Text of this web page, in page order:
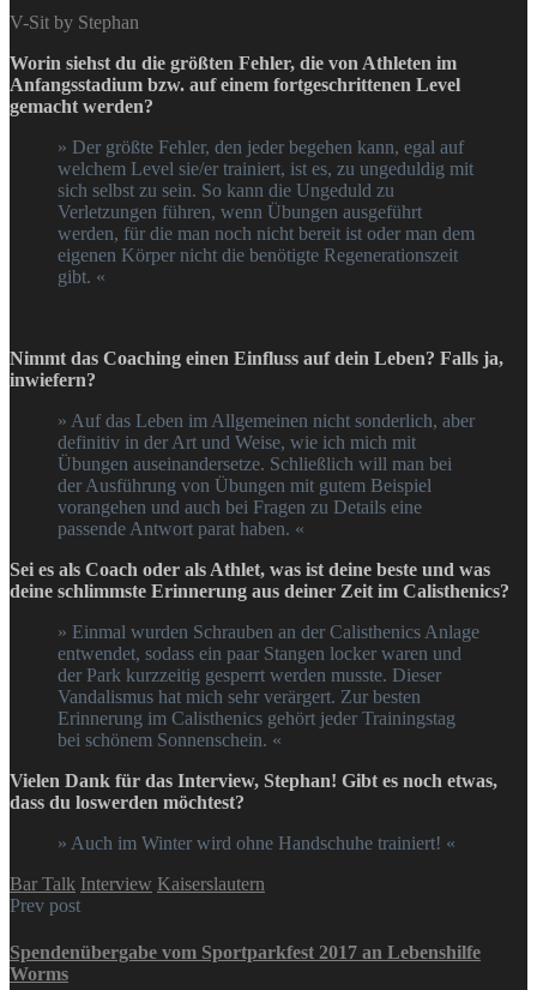
V-Sit by Stephan
Worin siehst du die größten Fehler, die von Athleten im
Anfangsstadium bzw. auf einem fortgeschrittenen Level
gemacht werden?
» Der größte Fehler, den jeder begehen kann, egal auf
welchem Level sie/er trainiert, ist es, zu ungeduldig mit
sich selbst zu sein. So kann die Ungeduld zu
Verletzungen führen, wenn Übungen ausgeführt
werden, für die man noch nicht bereit ist oder man dem
eigenen Körper nicht die benötigte Regenerationszeit
gibt. «
Nimmt das Coaching einen Einfluss auf dein Leben? Falls ja,
inwiefern?
» Auf das Leben im Allgemeinen nicht sonderlich, aber
definitiv in der Art und Weise, wie ich mich mit
Übungen auseinandersetze. Schließlich will man bei
der Ausführung von Übungen mit gutem Beispiel
vorangehen und auch bei Fragen zu Details eine
passende Antwort parat haben. «
Sei es als Coach oder als Athlet, was ist deine beste und was
deine schlimmste Erinnerung aus deiner Zeit im Calisthenics?
» Einmal wurden Schrauben an der Calisthenics Anlage
entwendet, sodass ein paar Stangen locker waren und
der Park kurzzeitig gesperrt werden musste. Dieser
Vandalismus hat mich sehr verärgert. Zur besten
Erinnerung im Calisthenics gehört jeder Trainingstag
bei schönem Sonnenschein. «
Vielen Dank für das Interview, Stephan! Gibt es noch etwas,
dass du loswerden möchtest?
» Auch im Winter wird ohne Handschuhe trainiert! «
Bar Talk Interview Kaiserslautern
Prev post
Spendenübergabe vom Sportparkfest 2017 an Lebenshilfe
Worms